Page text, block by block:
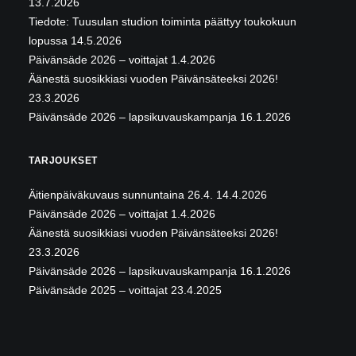
Tiedote: Tuusulan studion toiminta päättyy toukokuun
lopussa 14.5.2026
Päivänsäde 2026 – voittajat 1.4.2026
Äänestä suosikkiasi vuoden Päivänsäteeksi 2026!
23.3.2026
Päivänsäde 2026 – lapsikuvauskampanja 16.1.2026
TARJOUKSET
Äitienpäiväkuvaus sunnuntaina 26.4. 14.4.2026
Päivänsäde 2026 – voittajat 1.4.2026
Äänestä suosikkiasi vuoden Päivänsäteeksi 2026!
23.3.2026
Päivänsäde 2026 – lapsikuvauskampanja 16.1.2026
Päivänsäde 2025 – voittajat 23.4.2025